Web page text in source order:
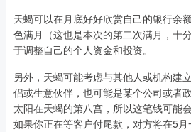
天蝎可以在月底好好欣赏自己的银行余
色满月（这也是本次的第二次满月，十
于调整自己的个人资金和投资。
另外，天蝎可能考虑与其他人或机构建
侣或生意伙伴，也可能是某个公司或者
太阳在天蝎的第八宫，所以这笔钱可能
如果你正在等客户付尾款，对方将在5月